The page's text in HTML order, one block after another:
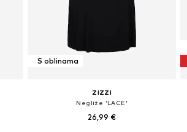
S oblinama
ZIZZI
Negliže 'LACE'
26,99 €